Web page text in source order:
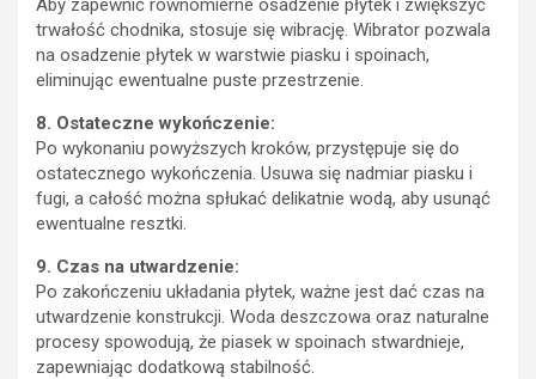
Aby zapewnić równomierne osadzenie płytek i zwiększyć
trwałość chodnika, stosuje się wibrację. Wibrator pozwala
na osadzenie płytek w warstwie piasku i spoinach,
eliminując ewentualne puste przestrzenie.
8. Ostateczne wykończenie:
Po wykonaniu powyższych kroków, przystępuje się do
ostatecznego wykończenia. Usuwa się nadmiar piasku i
fugi, a całość można spłukać delikatnie wodą, aby usunąć
ewentualne resztki.
9. Czas na utwardzenie:
Po zakończeniu układania płytek, ważne jest dać czas na
utwardzenie konstrukcji. Woda deszczowa oraz naturalne
procesy spowodują, że piasek w spoinach stwardnieje,
zapewniając dodatkową stabilność.